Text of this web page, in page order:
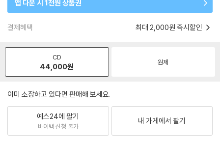
앱 다운 시 1천원 상품권
결제혜택 최대 2,000원 즉시할인
CD
44,000원 원제
이미 소장하고 있다면 판매해 보세요.
예스24에 팔기
바이백 신청 불가
내 가게에서 팔기